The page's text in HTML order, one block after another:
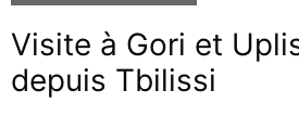
Visite à Gori et
depuis Tbilissi